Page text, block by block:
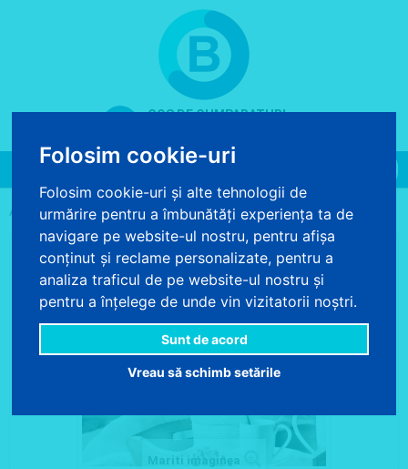
Folosim cookie-uri
Folosim cookie-uri și alte tehnologii de
urmărire pentru a îmbunătăți experiența ta de
navigare pe website-ul nostru, pentru afișa
conținut și reclame personalizate, pentru a
analiza traficul de pe website-ul nostru și
pentru a înțelege de unde vin vizitatorii noștri.
Sunt de acord
Vreau să schimb setările
COS DE CUMPARATURI
navigation
ACASA > TAPET > TAPET LEMN > TAPET LEMN RUSTIC
Mariti imaginea